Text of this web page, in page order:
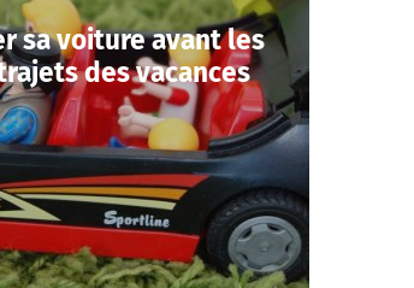
sa voiture avant les
des vacances